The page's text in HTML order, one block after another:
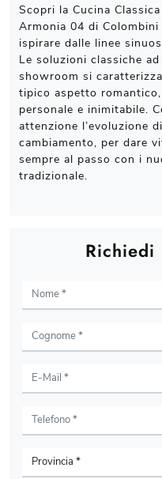
Scopri la Cucina
Armonia 04 di
ispirare dalle linee
Le soluzioni classiche
showroom si
tipico aspetto
personale e inimitabile.
attenzione l’evoluzione
cambiamento, per dare
sempre al passo con i
tradizionale.
Richiedi